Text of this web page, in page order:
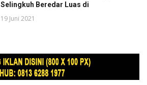
Selingkuh Beredar Luas di
19 Juni 2021